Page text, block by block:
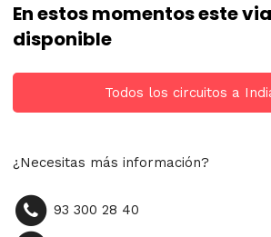
En estos momentos este
disponible
Todos los circuitos a
¿Necesitas más información?
93 300 28 40